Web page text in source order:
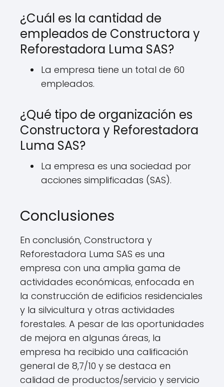
¿Cuál es la cantidad de
empleados de Constructora y
Reforestadora Luma SAS?
La empresa tiene un total de 60
empleados.
¿Qué tipo de organización es
Constructora y Reforestadora
Luma SAS?
La empresa es una sociedad por
acciones simplificadas (SAS).
Conclusiones
En conclusión, Constructora y
Reforestadora Luma SAS es una
empresa con una amplia gama de
actividades económicas, enfocada en
la construcción de edificios residenciales
y la silvicultura y otras actividades
forestales. A pesar de las oportunidades
de mejora en algunas áreas, la
empresa ha recibido una calificación
general de 8,7/10 y se destaca en
calidad de productos/servicio y servicio